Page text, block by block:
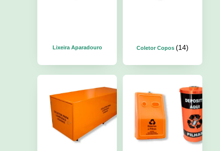
Lixeira Aparadouro Coletor Copos (14)